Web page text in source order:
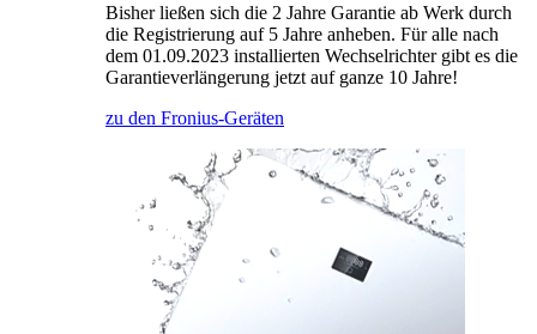
Bisher ließen sich die 2 Jahre Garantie ab Werk durch
die Registrierung auf 5 Jahre anheben. Für alle nach
dem 01.09.2023 installierten Wechselrichter gibt es die
Garantieverlängerung jetzt auf ganze 10 Jahre!
zu den Fronius-Geräten